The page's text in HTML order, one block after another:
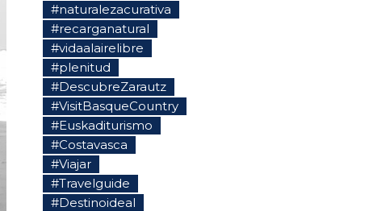
#naturalezacurativa
#recarganatural
#vidaalairelibre
#plenitud
#DescubreZarautz
#VisitBasqueCountry
#Euskaditurismo
#Costavasca
#Viajar
#Travelguide
#Destinoideal